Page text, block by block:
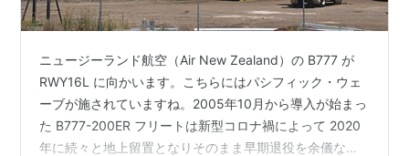
ニュージーランド航空（Air New Zealand）の B777 が
RWY16L に向かいます。こちらにはパシフィック・ウェ
ーブが施されていますね。2005年10月から導入が始まっ
た B777-200ER フリートは新型コロナ禍によって 2020
年に続々と地上留置となりそのまま早期退役を余儀なく